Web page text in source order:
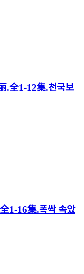
.全1-12集.천국보
1-16集.폭싹 속았